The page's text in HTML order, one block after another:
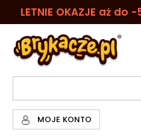
LETNIE OKAZJE aż do
MOJE KONTO